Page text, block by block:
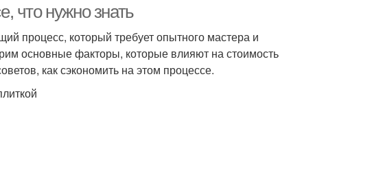
что нужно знать
процесс, который требует опытного мастера и
основные факторы, которые влияют на стоимость
как сэкономить на этом процессе.